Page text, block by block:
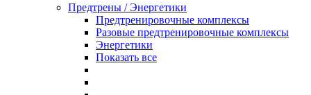
Предтрены / Энергетики
Предтренировочные комплексы
Разовые предтренировочные комплексы
Энергетики
Показать все